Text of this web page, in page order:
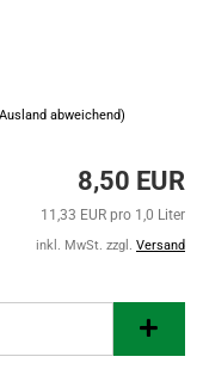
abweichend)
8,50 EUR
11,33 EUR pro 1,0 Liter
inkl. MwSt. zzgl. Versand